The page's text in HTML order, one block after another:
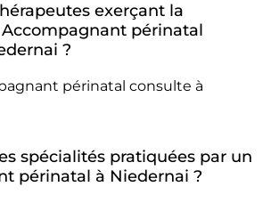
exerçant la
périnatal
?
périnatal consulte à
spécialités pratiquées par un
périnatal à Niedernai ?